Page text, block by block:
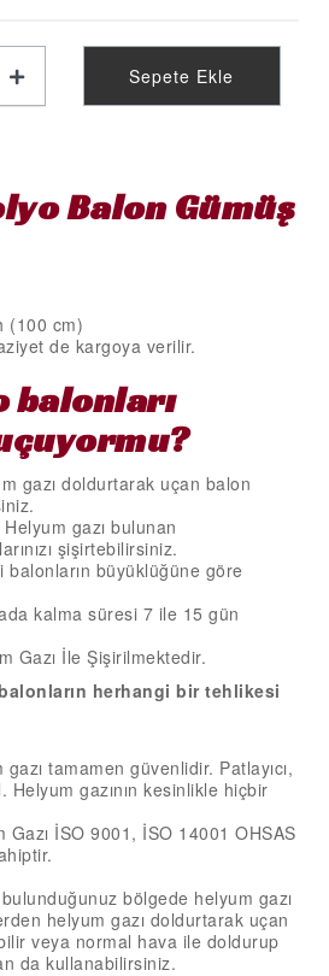
Sepete Ekle
Balon Gümüş
(100 cm)
de kargoya verilir.
balonları
gazı doldurtarak uçan balon
gazı bulunan
şişirtebilirsiniz.
balonların büyüklüğüne göre
kalma süresi 7 ile 15 gün
Gazı İle Şişirilmektedir.
herhangi bir tehlikesi
gazı tamamen güvenlidir. Patlayıcı,
Helyum gazının kesinlikle hiçbir
Gazı İSO 9001, İSO 14001 OHSAS
bölgede helyum gazı
helyum gazı doldurtarak uçan
veya normal hava ile doldurup
da kullanabilirsiniz.